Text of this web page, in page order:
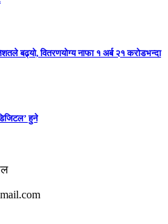
बढ्यो, वितरणयोग्य नाफा १ अर्ब २१ करोडभन्दा
हुने